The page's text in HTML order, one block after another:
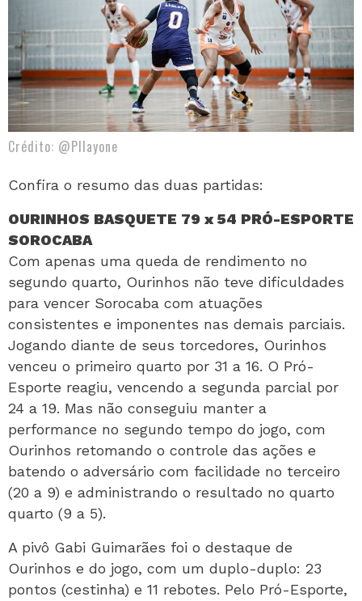
Crédito: @Pllayone
Confira o resumo das duas partidas:
OURINHOS BASQUETE 79 x 54 PRÓ-ESPORTE
SOROCABA
Com apenas uma queda de rendimento no
segundo quarto, Ourinhos não teve dificuldades
para vencer Sorocaba com atuações
consistentes e imponentes nas demais parciais.
Jogando diante de seus torcedores, Ourinhos
venceu o primeiro quarto por 31 a 16. O Pró-
Esporte reagiu, vencendo a segunda parcial por
24 a 19. Mas não conseguiu manter a
performance no segundo tempo do jogo, com
Ourinhos retomando o controle das ações e
batendo o adversário com facilidade no terceiro
(20 a 9) e administrando o resultado no quarto
quarto (9 a 5).
A pivô Gabi Guimarães foi o destaque de
Ourinhos e do jogo, com um duplo-duplo: 23
pontos (cestinha) e 11 rebotes. Pelo Pró-Esporte,